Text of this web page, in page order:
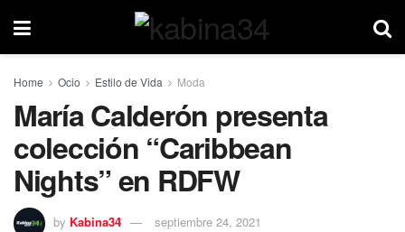
Home Ocio Estilo de Vida Moda
María Calderón presenta
colección “Caribbean
Nights” en RDFW
by Kabina34 septiembre 24, 2021